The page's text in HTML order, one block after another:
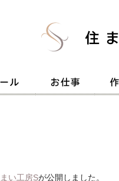
い工房Sが公開しました 。